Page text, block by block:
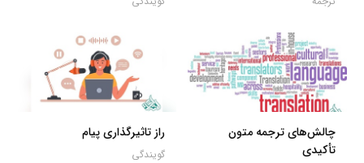
چالش‌های ترجمه متون
تأکیدی
راز تاثیرگذاری پیام
گویندگی